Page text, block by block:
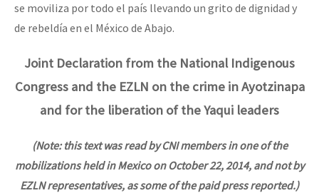
se moviliza por todo el país llevando un grito de dignidad y
de rebeldía en el México de Abajo.
Joint Declaration from the National Indigenous
Congress and the EZLN on the crime in Ayotzinapa
and for the liberation of the Yaqui leaders
(Note: this text was read by CNI members in one of the
mobilizations held in Mexico on October 22, 2014, and not by
EZLN representatives, as some of the paid press reported.)